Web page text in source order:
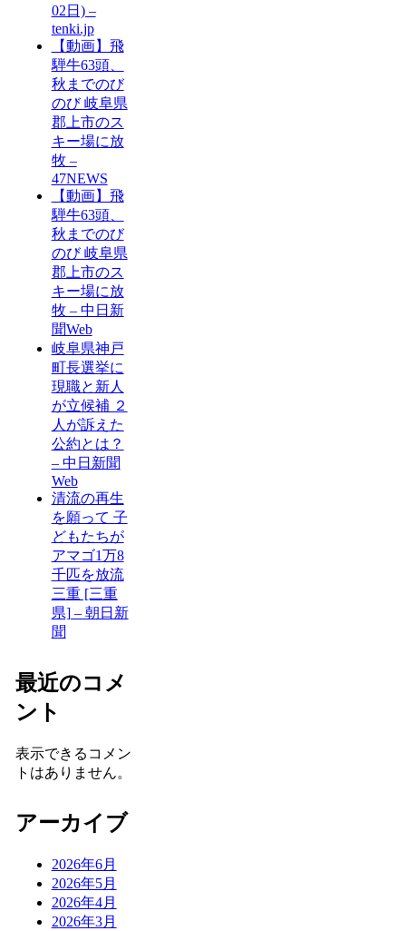
02日) –
tenki.jp
【動画】飛
騨牛63頭、
秋までのび
のび 岐阜県
郡上市のス
キー場に放
牧 –
47NEWS
【動画】飛
騨牛63頭、
秋までのび
のび 岐阜県
郡上市のス
キー場に放
牧 – 中日新
聞Web
岐阜県神戸
町長選挙に
現職と新人
が立候補 ２
人が訴えた
公約とは？
– 中日新聞
Web
清流の再生
を願って 子
どもたちが
アマゴ1万8
千匹を放流
三重 [三重
県] – 朝日新
聞
最近のコメ
ント
表示できるコメン
トはありません。
アーカイブ
2026年6月
2026年5月
2026年4月
2026年3月